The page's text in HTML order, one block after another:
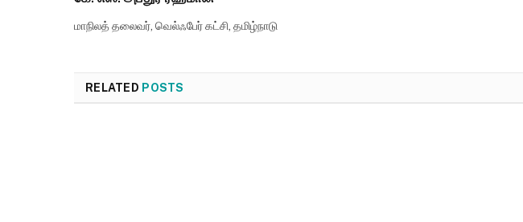
மாநிலத் தலைவர், வெல்ஃபேர் கட்சி, தமிழ்நாடு
RELATED POSTS